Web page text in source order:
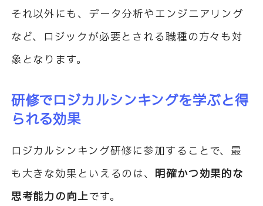
それ以外にも、データ分析やエンジニアリング
など、ロジックが必要とされる職種の方々も対
象となります。
研修でロジカルシンキングを学ぶと得
られる効果
ロジカルシンキング研修に参加することで、最
も大きな効果といえるのは、 明確かつ効果的な
思考能力の向上です。